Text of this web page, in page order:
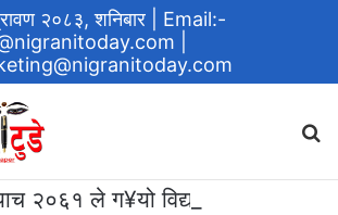
२०८३, शनिबार
| Email:-